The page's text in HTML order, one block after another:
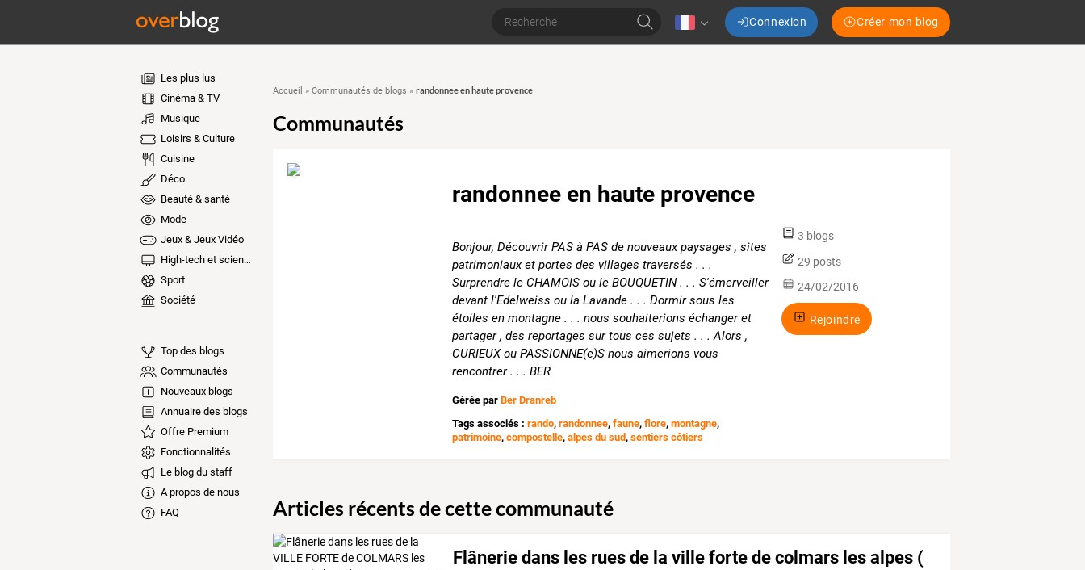
Connexion Créer mon blog
Les plus lus
Cinéma & TV
Musique
Loisirs & Culture
Cuisine
Déco
Beauté & santé
Mode
Jeux & Jeux Vidéo
High-tech et sciences
Sport
Société
Top des blogs
Communautés
Nouveaux blogs
Annuaire des blogs
Offre Premium
Fonctionnalités
Le blog du staff
A propos de nous
FAQ
Accueil » Communautés de blogs » randonnee en haute provence
Communautés
randonnee en haute provence
Bonjour, Découvrir PAS à PAS de nouveaux paysages , sites
patrimoniaux et portes des villages traversés . . .
Surprendre le CHAMOIS ou le BOUQUETIN . . . S'émerveiller
devant l'Edelweiss ou la Lavande . . . Dormir sous les
étoiles en montagne . . . nous souhaiterions échanger et
partager , des reportages sur tous ces sujets . . . Alors ,
CURIEUX ou PASSIONNE(e)S nous aimerions vous
rencontrer . . . BER
Gérée parBer Dranreb
Tags associés : rando,randonnee,faune,flore,montagne,
patrimoine,compostelle,alpes du sud,sentiers côtiers
3 blogs
29 posts
24/02/2016
Rejoindre
Articles récents de cette communauté
Flânerie dans les rues de la ville forte de colmars les alpes (